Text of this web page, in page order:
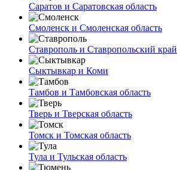
Саратов и Саратовская область
Смоленск и Смоленская область
Ставрополь и Ставропольский край
Сыктывкар и Коми
Тамбов и Тамбовская область
Тверь и Тверская область
Томск и Томская область
Тула и Тульская область